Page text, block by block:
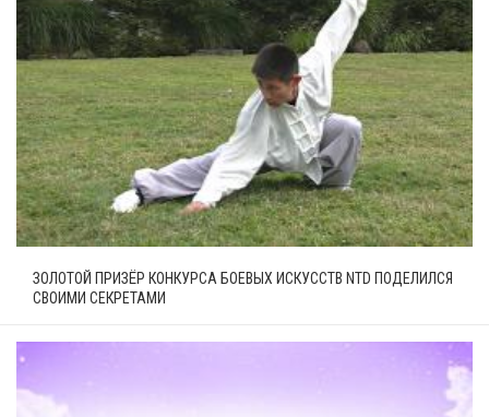
ЗОЛОТОЙ ПРИЗЁР КОНКУРСА БОЕВЫХ ИСКУССТВ NTD ПОДЕЛИЛСЯ
СВОИМИ СЕКРЕТАМИ